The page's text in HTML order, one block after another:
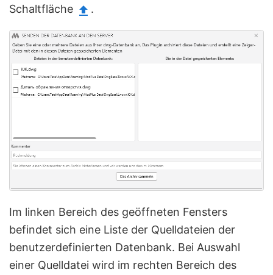
Schaltfläche
.
Im linken Bereich des geöffneten Fensters
befindet sich eine Liste der Quelldateien der
benutzerdefinierten Datenbank. Bei Auswahl
einer Quelldatei wird im rechten Bereich des